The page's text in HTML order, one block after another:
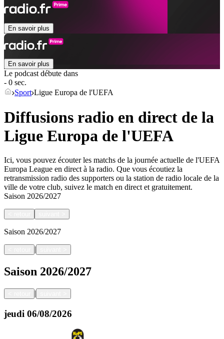
En savoir plus
En savoir plus
Le podcast débute dans
- 0 sec.
Sport Ligue Europa de l'UEFA
Diffusions radio en direct de la
Ligue Europa de l'UEFA
Ici, vous pouvez écouter les matchs de la journée actuelle de l'UEFA
Europa League en direct à la radio. Que vous écoutiez la
retransmission radio des supporters ou la station de radio locale de la
ville de votre club, suivez le match en direct et gratuitement.
Saison 2026/2027
Saison 2026/2027
|
Saison 2026/2027
|
jeudi 06/08/2026